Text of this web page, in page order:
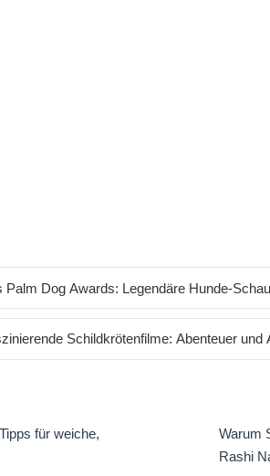
Palm Dog Awards: Legendäre Hunde-
Schildkrötenfilme: Abenteuer und
für weiche,
Warum
Rashi